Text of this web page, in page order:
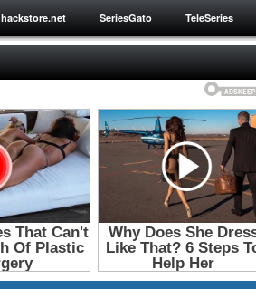
hackstore.net SeriesGato TeleSeries